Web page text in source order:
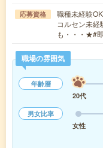
応募資格
職種未経験
コルセン未
も・・・★#
職場の雰囲気
年齢層
20代
男女比率
女性